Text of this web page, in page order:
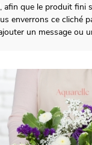
que le produit fini
enverrons ce cliché
un message ou